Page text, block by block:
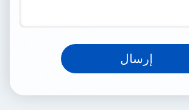
إرسال